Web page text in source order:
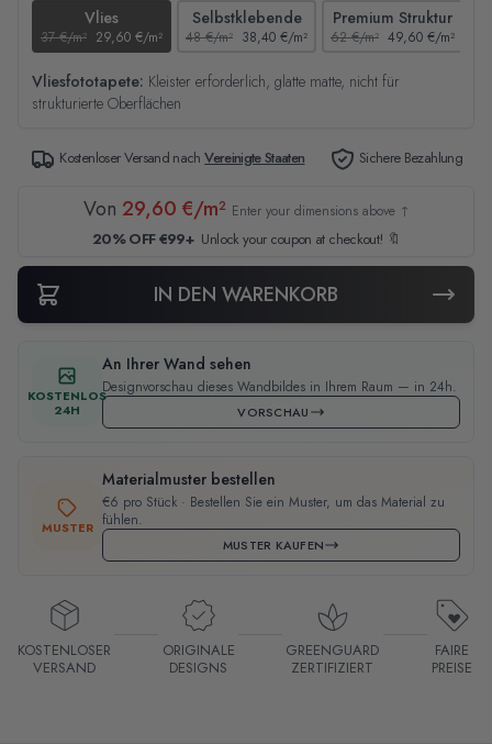
Vlies
37 €/m² 29,60 €/m²
Selbstklebende
48 €/m² 38,40 €/m²
Premium Struktur
62 €/m² 49,60 €/m²
Vliesfototapete: Kleister erforderlich, glatte matte, nicht für
strukturierte Oberflächen
Kostenloser Versand nachVereinigte Staaten Sichere Bezahlung
Von 29,60 €/m² Enter your dimensions above ↑
20% OFF €99+ Unlock your coupon at checkout! 🔖
IN DEN WARENKORB
KOSTENLOS
24H
An Ihrer Wand sehen
Designvorschau dieses Wandbildes in Ihrem Raum — in 24h.
VORSCHAU
MUSTER
Materialmuster bestellen
€6 pro Stück · Bestellen Sie ein Muster, um das Material zu
fühlen.
MUSTER KAUFEN
KOSTENLOSER
VERSAND
ORIGINALE
DESIGNS
GREENGUARD
ZERTIFIZIERT
FAIRE
PREISE